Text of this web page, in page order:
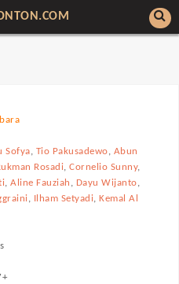
Sofya, Tio Pakusadewo, Abun
Rosadi,Cornelio Sunny,
,Aline Fauziah , Dayu Wijanto,
, Ilham Setyadi,Kemal Al